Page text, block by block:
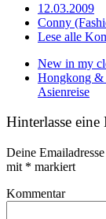
12.03.2009
Conny
Lese alle
New in my
Hongkong &
Asienreise
Hinterlasse eine
Deine
mit * markiert
Kommentar